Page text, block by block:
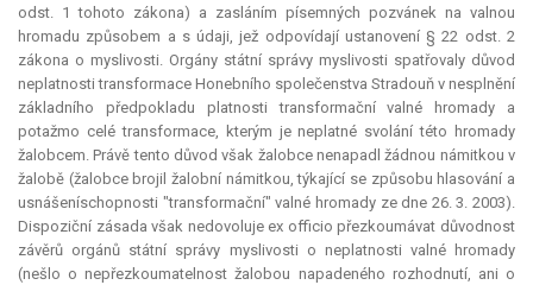
odst. 1 tohoto zákona) a zasláním písemných pozvánek na valnou
hromadu způsobem a s údaji, jež odpovídají ustanovení § 22 odst. 2
zákona o myslivosti. Orgány státní správy myslivosti spatřovaly důvod
neplatnosti transformace Honebního společenstva Stradouň v nesplnění
základního předpokladu platnosti transformační valné hromady a
potažmo celé transformace, kterým je neplatné svolání této hromady
žalobcem. Právě tento důvod však žalobce nenapadl žádnou námitkou v
žalobě (žalobce brojil žalobní námitkou, týkající se způsobu hlasování a
usnášeníschopnosti "transformační" valné hromady ze dne 26. 3. 2003).
Dispoziční zásada však nedovoluje ex officio přezkoumávat důvodnost
závěrů orgánů státní správy myslivosti o neplatnosti valné hromady
(nešlo o nepřezkoumatelnost žalobou napadeného rozhodnutí, ani o